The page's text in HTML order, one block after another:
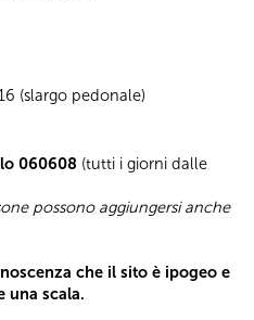
(slargo pedonale)
060608 (tutti i giorni dalle
possono aggiungersi anche
che il sito è ipogeo e
una scala.